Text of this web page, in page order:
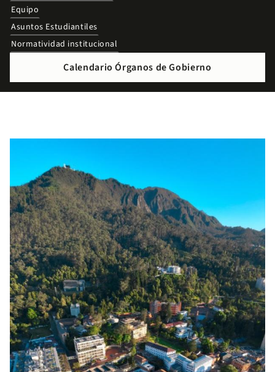
Equipo
Asuntos Estudiantiles
Normatividad institucional
Calendario Órganos de Gobierno